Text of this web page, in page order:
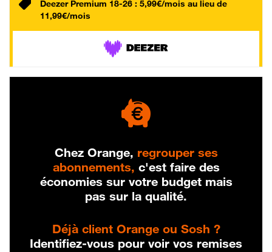
Deezer Premium 18-26 : 5,99€/mois au lieu de
11,99€/mois
Chez Orange, regrouper ses
abonnements, c'est faire des
économies sur votre budget mais
pas sur la qualité.
Déjà client Orange ou Sosh ?
Identifiez-vous pour voir vos remises